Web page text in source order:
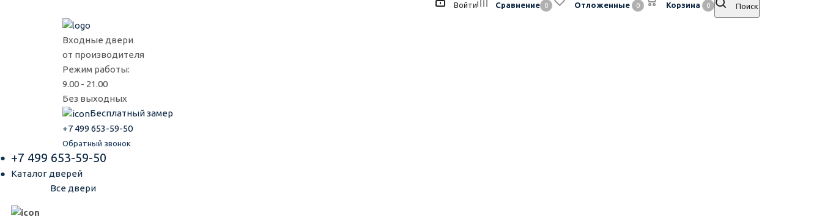
Поиск
Сравнение 0 Отложенные 0 Корзина 0
Войти
Входные двери
от производителя
Режим работы:
9.00 - 21.00
Без выходных
Бесплатный замер
+7 499 653-59-50
Обратный звонок
+7 499 653-59-50
Каталог дверей
Все двери